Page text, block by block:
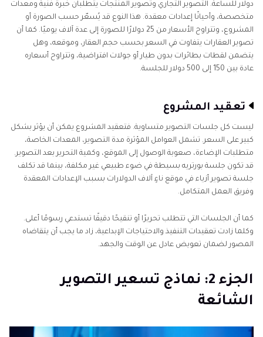
دولار للساعة. التصوير التجاري وتصوير المنتجات يتطلبان خبرة فنية ومعدات
متخصصة، وأحيانًا إعدادات معقدة. هذا النوع قد يُسعّر حسب الصورة أو
المشروع، وتتراوح الأسعار من 25 دولارًا للصورة إلى عدة آلاف يوميًا. كما أن
تصوير العقارات يتفاوت في السعر بحسب حجم العقار، وموقعه، وهل
يتضمن لقطات بطائرات بدون طيار أو جولات افتراضية، وتتراوح أسعاره
عادة بين 150 إلى 500 دولار للجلسة.
تعقيد المشروع
ليست كل جلسات التصوير متساوية. فتعقيد المشروع يمكن أن يؤثر بشكل
كبير على السعر. تشمل العوامل المؤثرة مدة التصوير، المعدات الخاصة،
متطلبات الإضاءة، صعوبة الوصول إلى الموقع، وكمية التحرير بعد التصوير.
قد تكون جلسة بورتريه بسيطة في ضوء طبيعي غير مكلفة، بينما قد تكلف
جلسة تصوير أزياء في موقع ناءٍ آلاف الدولارات بسبب الإعدادات المعقدة
وفريق العمل المتكامل.
كما أن الجلسات التي تتطلب تحريرًا أو تنقيحًا دقيقًا تستدعي رسومًا أعلى.
وكلما زادت تعقيدات التنفيذ والاحتياجات الإبداعية، زاد ما يجب أن يتقاضاه
المصور لضمان تعويض عادل عن الوقت والجهد.
الجزء 2: نماذج تسعير التصوير
الشائعة